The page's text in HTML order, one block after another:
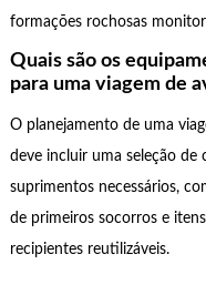
formações rochosas
Quais são os
para uma viagem de
O planejamento de uma
deve incluir uma seleção de
suprimentos necessários,
de primeiros socorros e
recipientes reutilizáveis.